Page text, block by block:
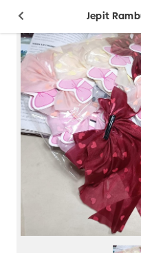
Jepit